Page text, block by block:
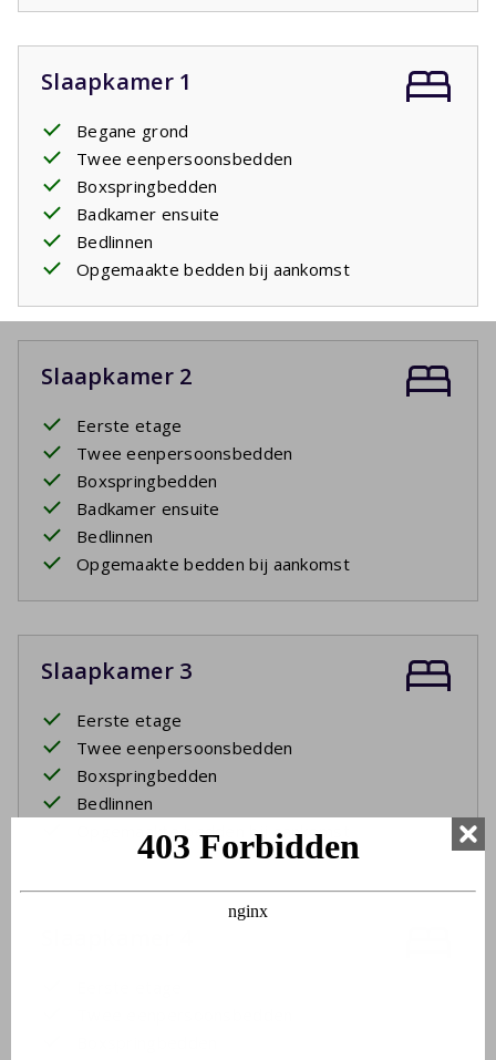
Slaapkamer 1
Begane grond
Twee eenpersoonsbedden
Boxspringbedden
Badkamer ensuite
Bedlinnen
Opgemaakte bedden bij aankomst
Slaapkamer 2
Eerste etage
Twee eenpersoonsbedden
Boxspringbedden
Badkamer ensuite
Bedlinnen
Opgemaakte bedden bij aankomst
Slaapkamer 3
Eerste etage
Twee eenpersoonsbedden
Boxspringbedden
Bedlinnen
Opgemaakte bedden bij aankomst